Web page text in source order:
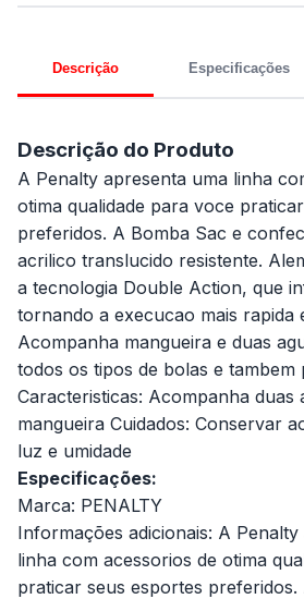
Descrição Especificações
Descrição do Produto
A Penalty apresenta uma linha
otima qualidade para voce
preferidos. A Bomba Sac e
acrilico translucido resistente.
a tecnologia Double Action, que
tornando a execucao mais rapida
Acompanha mangueira e duas
todos os tipos de bolas e tambem
Caracteristicas: Acompanha duas
mangueira Cuidados: Conservar
luz e umidade
Especificações:
Marca: PENALTY
Informações adicionais: A
linha com acessorios de otima
praticar seus esportes preferidos.